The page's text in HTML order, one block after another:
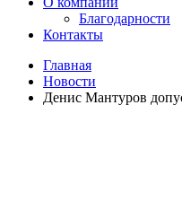
Благодарности
Контакты
Главная
Новости
Денис Мантуров